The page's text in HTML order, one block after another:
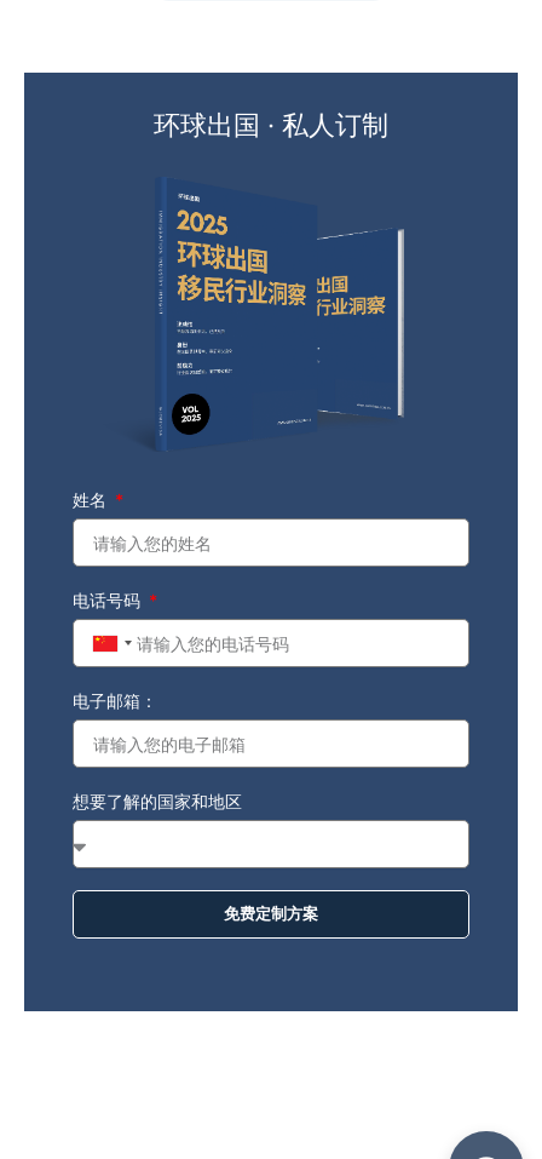
环球出国 · 私人订制
姓名
电话号码
China
电子邮箱：
想要了解的国家和地区
免费定制方案